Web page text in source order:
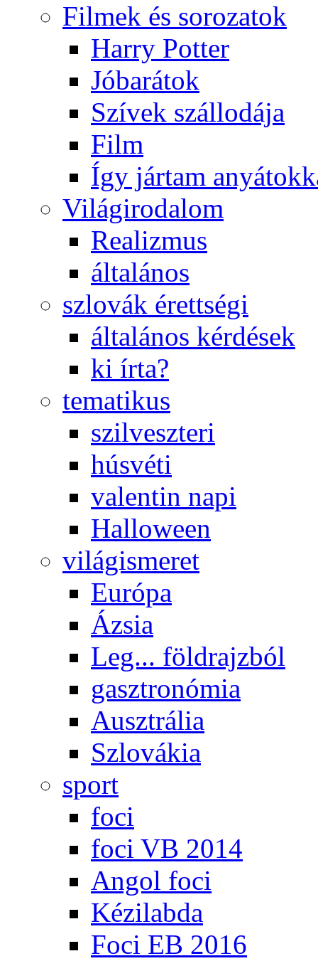
Filmek és sorozatok
Harry Potter
Jóbarátok
Szívek szállodája
Film
Így jártam
Világirodalom
Realizmus
általános
szlovák érettségi
általános kérdések
ki írta?
tematikus
szilveszteri
húsvéti
valentin napi
Halloween
világismeret
Európa
Ázsia
Leg... földrajzból
gasztronómia
Ausztrália
Szlovákia
sport
foci
foci VB 2014
Angol foci
Kézilabda
Foci EB 2016